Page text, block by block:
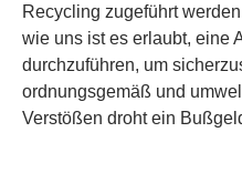
Recycling zugeführt
wie uns ist es erlaubt, eine
durchzuführen, um
ordnungsgemäß und
Verstößen droht ein